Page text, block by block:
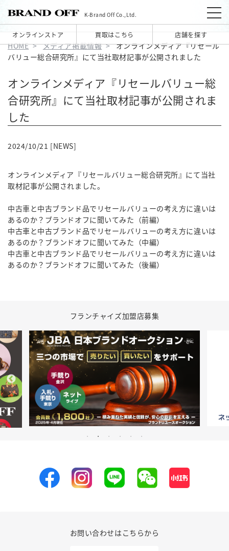
K-Brand Off Co.,Ltd.
オンラインストア 買取はこちら 店舗を探す
HOME メディア掲載情報
オンラインメディア『リセール
バリュー総合研究所』にて当社取材記事が公開されました
オンラインメディア『リセールバリュー総
合研究所』にて当社取材記事が公開されま
した
2024/10/21 [NEWS]
オンラインメディア『リセールバリュー総合研究所』にて当社
取材記事が公開されました。
中古車と中古ブランド品でリセールバリューの考え方に違いは
あるのか？ブランドオフに聞いてみた（前編）
中古車と中古ブランド品でリセールバリューの考え方に違いは
あるのか？ブランドオフに聞いてみた（中編）
中古車と中古ブランド品でリセールバリューの考え方に違いは
あるのか？ブランドオフに聞いてみた（後編）
フランチャイズ加盟店募集
お問い合わせはこちらから